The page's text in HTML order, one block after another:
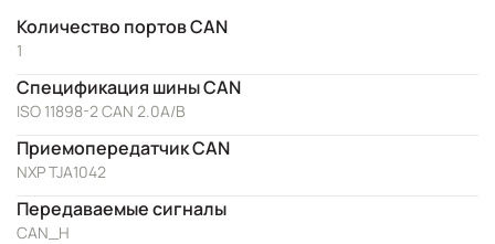
Количество портов CAN
1
Спецификация шины CAN
ISO 11898-2 CAN 2.0A/B
Приемопередатчик CAN
NXP TJA1042
Передаваемые сигналы
CAN_H